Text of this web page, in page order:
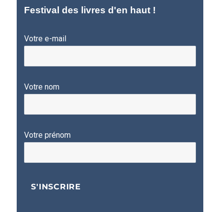
Festival des livres d'en haut !
Votre e-mail
Votre nom
Votre prénom